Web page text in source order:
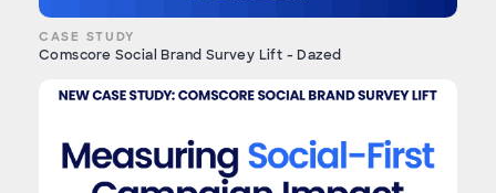
CASE STUDY
Comscore Social Brand Survey Lift - Dazed